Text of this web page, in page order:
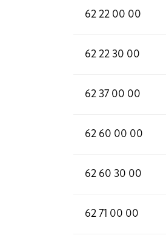
62 22 00 00
62 22 30 00
62 37 00 00
62 60 00 00
62 60 30 00
62 71 00 00